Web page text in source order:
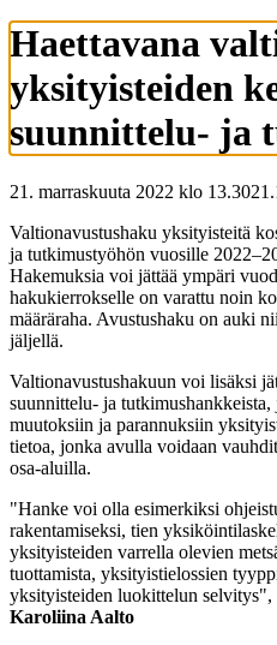
Haettavana
yksityisteiden
suunnittelu- ja
21. marraskuuta 2022 klo 13.30
Valtionavustushaku yksityisteitä
ja tutkimustyöhön vuosille
Hakemuksia voi jättää ympäri
hakukierrokselle on varattu noin
määräraha. Avustushaku on auki
jäljellä.
Valtionavustushakuun voi lisäksi
suunnittelu- ja
muutoksiin ja parannuksiin
tietoa, jonka avulla voidaan
osa-aluilla.
"Hanke voi olla esimerkiksi
rakentamiseksi, tien
yksityisteiden varrella olevien
tuottamista, yksityistielossien
yksityisteiden luokittelun selvitys",
Karoliina Aalto